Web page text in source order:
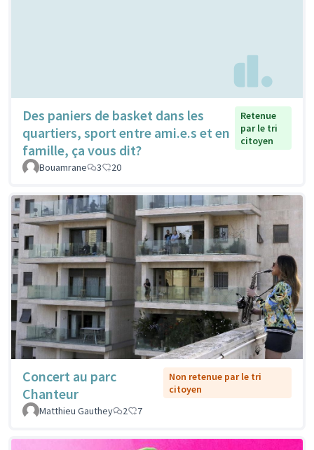
Des paniers de basket dans les
quartiers, sport entre ami.e.s et en
famille, ça vous dit?
Retenue
par le tri
citoyen
Bouamrane 3 20
Concert au parc
Chanteur
Non retenue par le tri
citoyen
Matthieu Gauthey
2 7